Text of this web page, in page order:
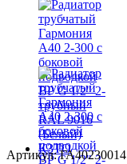
Артикул: ГА40230014